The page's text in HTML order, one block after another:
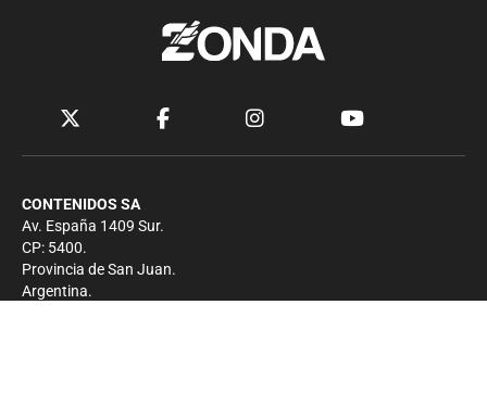
CONTENIDOS SA
Av. España 1409 Sur.
CP: 5400.
Provincia de San Juan.
Argentina.